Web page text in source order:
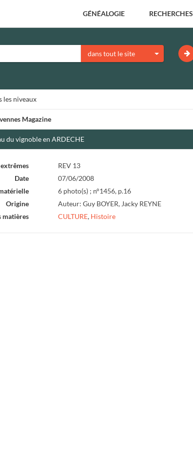
GÉNÉALOGIE RECHERCHES
dans tout le site
les niveaux
Magazine
du vignoble en ARDECHE
REV 13
Date
07/06/2008
6 photo(s) ; n°1456, p.16
Origine
Auteur: Guy BOYER, Jacky REYNE
matières
CULTURE, Histoire